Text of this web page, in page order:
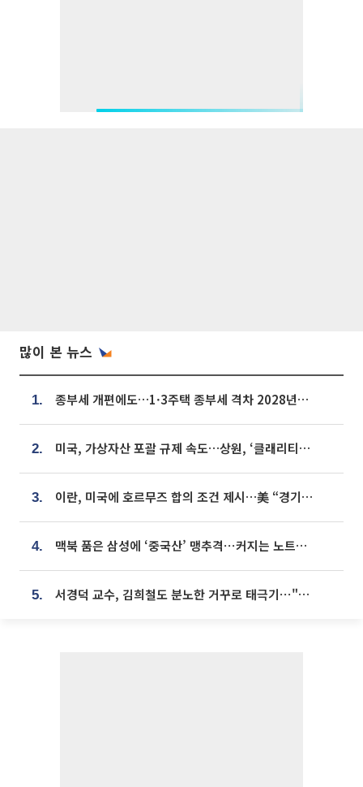
많이 본 뉴스
1. 종부세 개편에도…1·3주택 종부세 격차 2028년부터 확대
2. 미국, 가상자산 포괄 규제 속도…상원, ‘클래리티법’ 9월 절차투표 추진
3. 이란, 미국에 호르무즈 합의 조건 제시…美 “경기 아직 안 끝나” [종합]
4. 맥북 품은 삼성에 ‘중국산’ 맹추격⋯커지는 노트북 OLED 시장
5. 서경덕 교수, 김희철도 분노한 거꾸로 태극기⋯"엉터리는 아냐, 아쉬울 뿐"